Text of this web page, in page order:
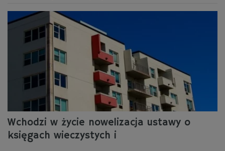
Wchodzi w życie nowelizacja ustawy o
księgach wieczystych i